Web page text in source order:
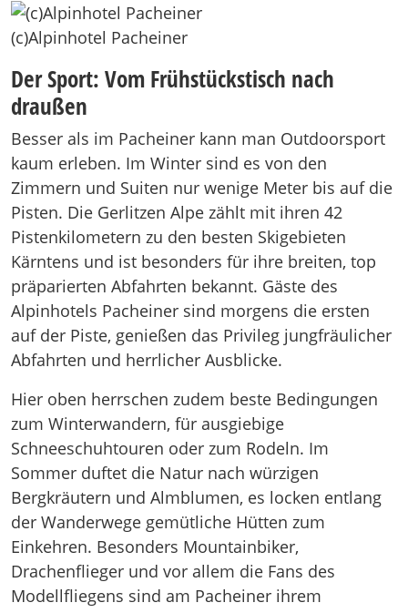
(c)Alpinhotel Pacheiner
Der Sport: Vom Frühstückstisch nach
draußen
Besser als im Pacheiner kann man Outdoorsport
kaum erleben. Im Winter sind es von den
Zimmern und Suiten nur wenige Meter bis auf die
Pisten. Die Gerlitzen Alpe zählt mit ihren 42
Pistenkilometern zu den besten Skigebieten
Kärntens und ist besonders für ihre breiten, top
präparierten Abfahrten bekannt. Gäste des
Alpinhotels Pacheiner sind morgens die ersten
auf der Piste, genießen das Privileg jungfräulicher
Abfahrten und herrlicher Ausblicke.
Hier oben herrschen zudem beste Bedingungen
zum Winterwandern, für ausgiebige
Schneeschuhtouren oder zum Rodeln. Im
Sommer duftet die Natur nach würzigen
Bergkräutern und Almblumen, es locken entlang
der Wanderwege gemütliche Hütten zum
Einkehren. Besonders Mountainbiker,
Drachenflieger und vor allem die Fans des
Modellfliegens sind am Pacheiner ihrem